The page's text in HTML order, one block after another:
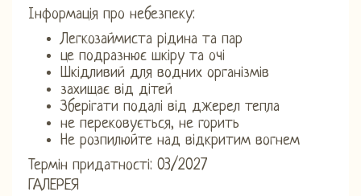
Інформація про небезпеку:
Легкозаймиста рідина та пар
це подразнює шкіру та очі
Шкідливий для водних організмів
захищає від дітей
Зберігати подалі від джерел тепла
не перековується, не горить
Не розпилюйте над відкритим вогнем
Термін придатності: 03/2027
ГАЛЕРЕЯ